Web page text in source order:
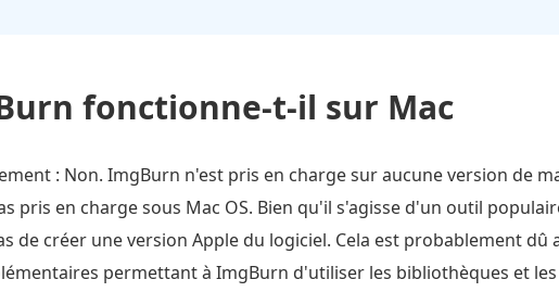
fonctionne-t-il sur Mac
: Non. ImgBurn n'est pris en charge sur aucune version de
pris en charge sous Mac OS. Bien qu'il s'agisse d'un outil
de créer une version Apple du logiciel. Cela est probablement dû
permettant à ImgBurn d'utiliser les bibliothèques et